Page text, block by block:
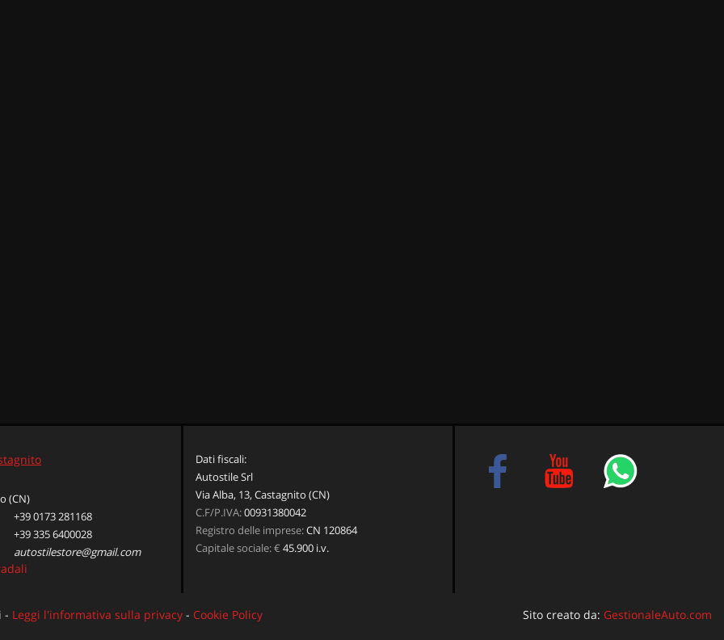
(CN)
+39 0173 281168
+39 335 6400028
autostilestore@gmail.com
Dati fiscali:
Autostile Srl
Via Alba, 13, Castagnito (CN)
C.F/P.IVA:00931380042
Registro delle imprese:CN 120864
Capitale sociale: € 45.900 i.v.
- Leggi l'informativa sulla privacy - Cookie Policy Sito creato da: GestionaleAuto.com